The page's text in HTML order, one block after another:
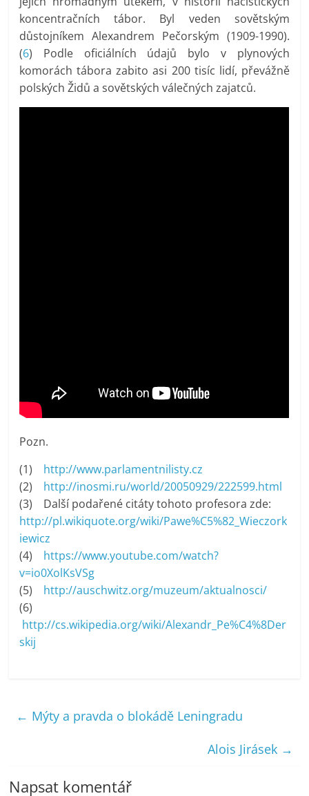
koncentračních tábor. Byl veden sovětským
důstojníkem Alexandrem Pečorským (1909-1990).
(6) Podle oficiálních údajů bylo v plynových
komorách tábora zabito asi 200 tisíc lidí, převážně
polských Židů a sovětských válečných zajatců.
Pozn.
(1) http://www.parlamentnilisty.cz
(2) http://inosmi.ru/world/20050929/222599.html
(3) Další podařené citáty tohoto profesora zde:
http://pl.wikiquote.org/wiki/Pawe%C5%82_Wieczork
iewicz
(4) https://www.youtube.com/watch?
v=io0XolKsVSg
(5) http://auschwitz.org/muzeum/aktualnosci/
(6)
http://cs.wikipedia.org/wiki/Alexandr_Pe%C4%8Der
skij
← Mýty a pravda o blokádě Leningradu
Alois Jirásek →
Napsat komentář